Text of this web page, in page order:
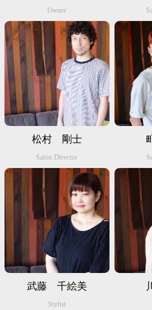
Owner
松村 剛士
Salon Director
武藤 千絵美
Stylist